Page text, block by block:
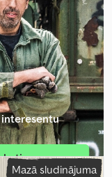
Mazā sludinājuma